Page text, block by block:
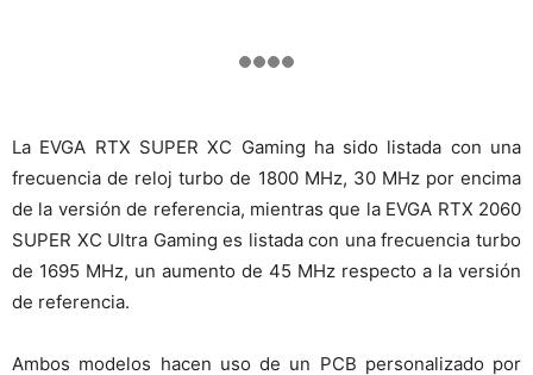
La EVGA RTX SUPER XC Gaming ha sido listada con una
frecuencia de reloj turbo de 1800 MHz, 30 MHz por encima
de la versión de referencia, mientras que la EVGA RTX 2060
SUPER XC Ultra Gaming es listada con una frecuencia turbo
de 1695 MHz, un aumento de 45 MHz respecto a la versión
de referencia.
Ambos modelos hacen uso de un PCB personalizado por